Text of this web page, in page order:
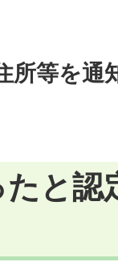
所等を
と認